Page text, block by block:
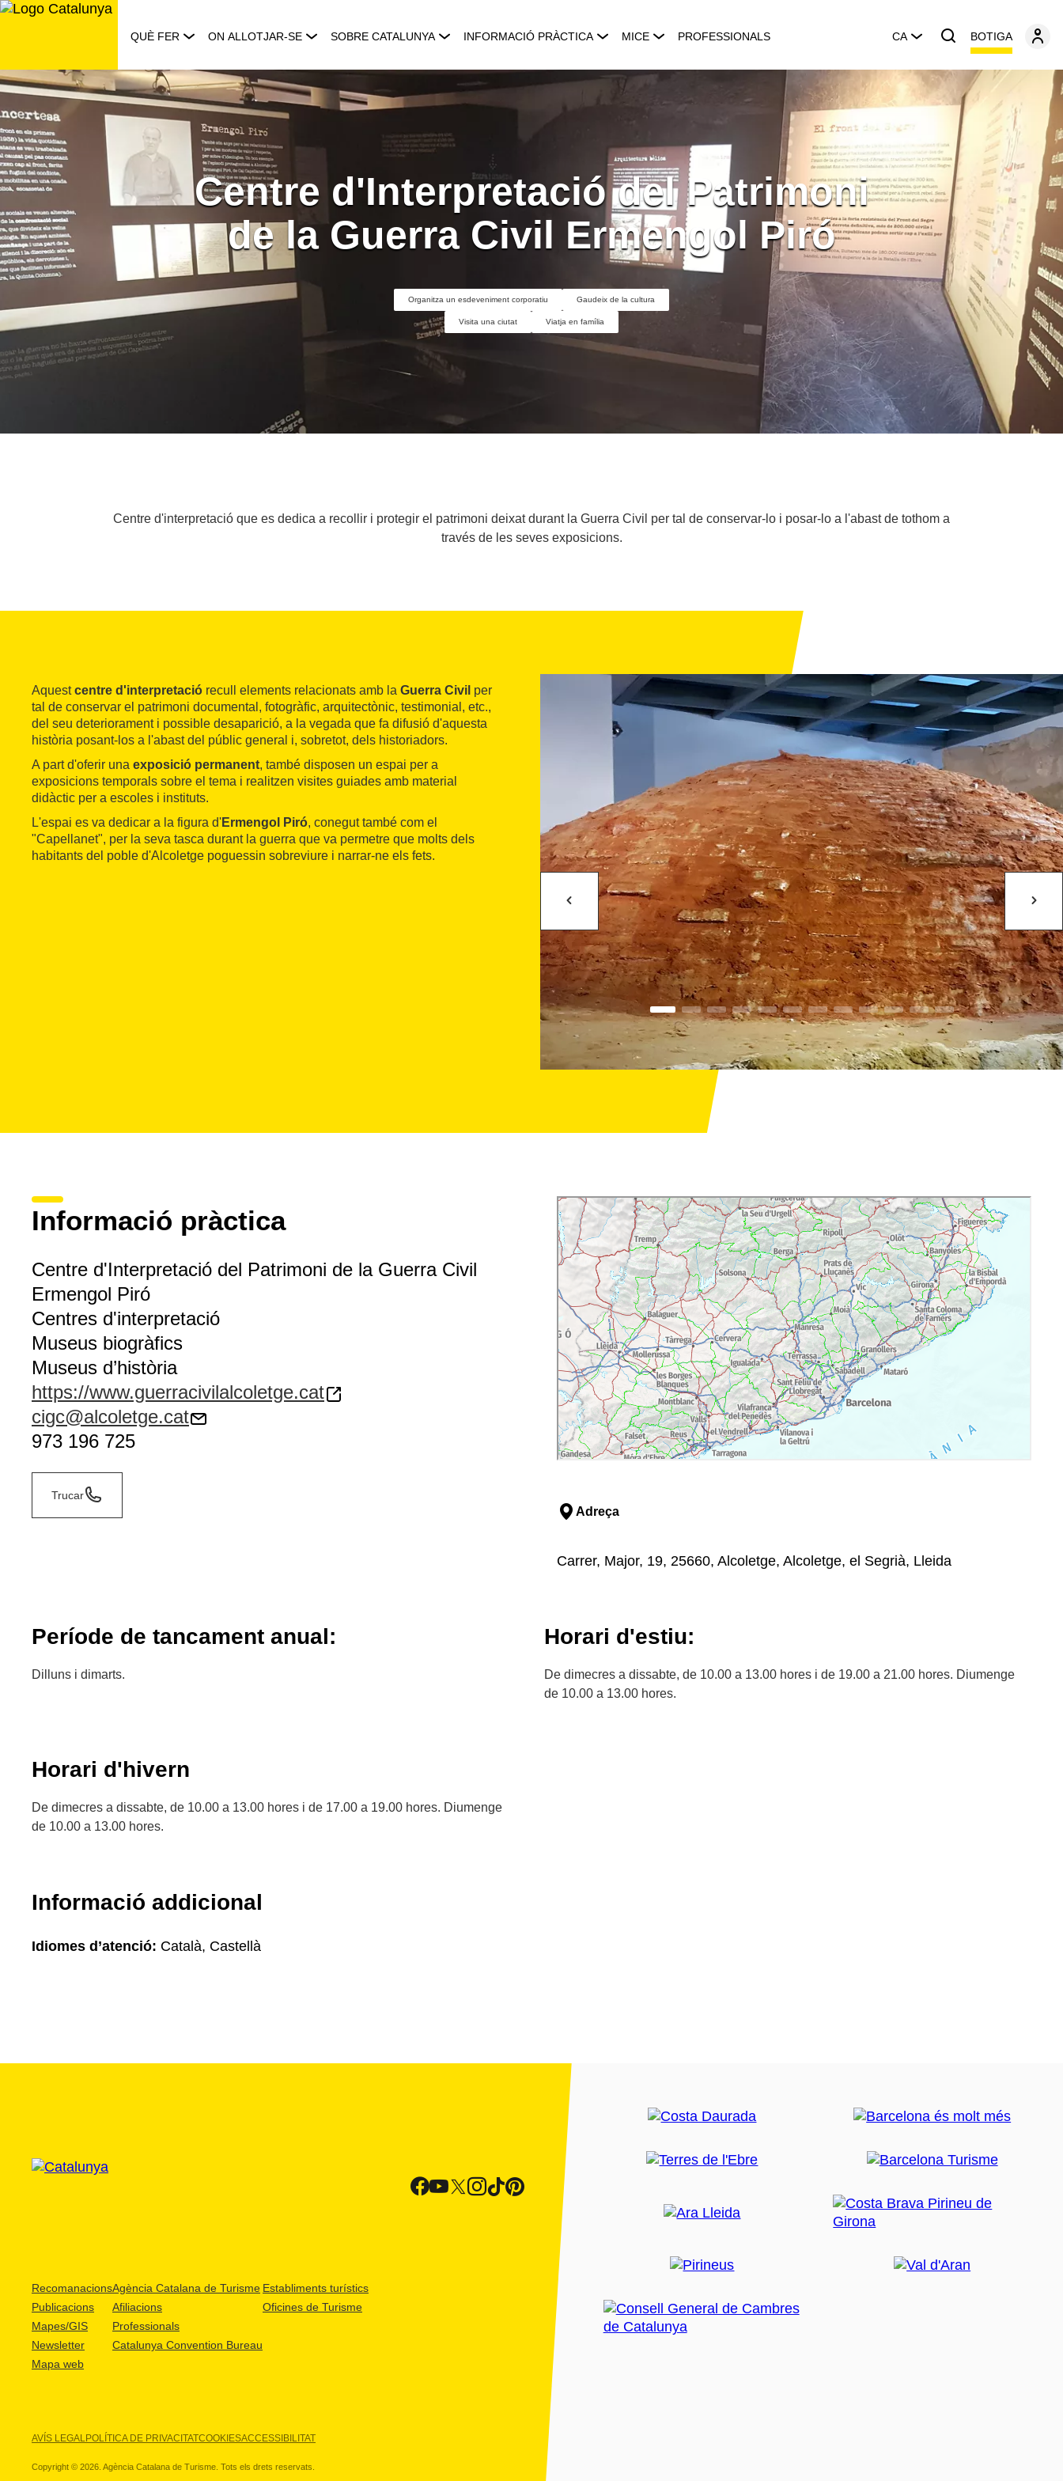
Saltar
QUÈ FER ON ALLOTJAR-SE SOBRE CATALUNYA INFORMACIÓ PRÀCTICA MICE PROFESSIONALS CA BOTIGA
Centre d'Interpretació del Patrimoni
de la Guerra Civil Ermengol Piró
Organitza un esdeveniment corporatiu Gaudeix de la cultura
Visita una ciutat Viatja en família
Centre d'interpretació que es dedica a recollir i protegir el patrimoni deixat durant la Guerra Civil per tal de conservar-lo i posar-lo a l'abast de tothom a
través de les seves exposicions.
Aquestcentre d'interpretació recull elements relacionats amb la Guerra Civil per
tal de conservar el patrimoni documental, fotogràfic, arquitectònic, testimonial, etc.,
del seu deteriorament i possible desaparició, a la vegada que fa difusió d'aquesta
història posant-los a l'abast del públic general i, sobretot, dels historiadors.
A part d'oferir una exposició permanent, també disposen un espai per a
exposicions temporals sobre el tema i realitzen visites guiades amb material
didàctic per a escoles i instituts.
L'espai es va dedicar a la figura d'Ermengol Piró, conegut també com el
"Capellanet", per la seva tasca durant la guerra que va permetre que molts dels
habitants del poble d'Alcoletge poguessin sobreviure i narrar-ne els fets.
Informació pràctica
Centre d'Interpretació del Patrimoni de la Guerra Civil
Ermengol Piró
Centres d'interpretació
Museus biogràfics
Museus d’història
https://www.guerracivilalcoletge.cat
cigc@alcoletge.cat
973 196 725
Trucar
Adreça
Carrer, Major, 19, 25660, Alcoletge, Alcoletge, el Segrià, Lleida
Període de tancament anual:
Dilluns i dimarts.
Horari d'estiu:
De dimecres a dissabte, de 10.00 a 13.00 hores i de 19.00 a 21.00 hores. Diumenge
de 10.00 a 13.00 hores.
Horari d'hivern
De dimecres a dissabte, de 10.00 a 13.00 hores i de 17.00 a 19.00 hores. Diumenge
de 10.00 a 13.00 hores.
Informació addicional
Idiomes d’atenció: Català, Castellà
Recomanacions
Publicacions
Mapes/GIS
Newsletter
Mapa web
Agència Catalana de Turisme
Afiliacions
Professionals
Catalunya Convention Bureau
Establiments turístics
Oficines de Turisme
AVÍS LEGALPOLÍTICA DE PRIVACITATCOOKIESACCESSIBILITAT
Copyright © 2026. Agència Catalana de Turisme. Tots els drets reservats.